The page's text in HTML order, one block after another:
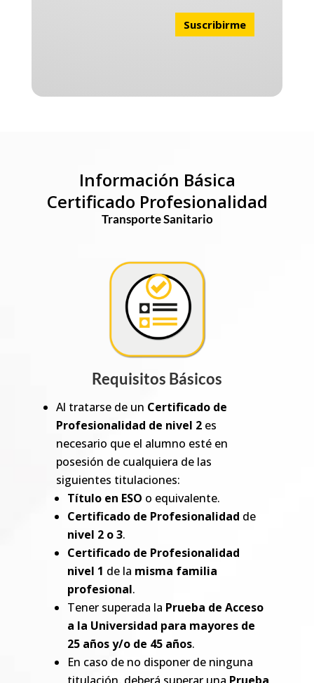
Información Básica
Certificado Profesionalidad
Transporte Sanitario
Requisitos Básicos
Al tratarse de un Certificado de
Profesionalidad de nivel 2 es
necesario que el alumno esté en
posesión de cualquiera de las
siguientes titulaciones:
Título en ESO o equivalente.
Certificado de Profesionalidad de
nivel 2 o 3.
Certificado de Profesionalidad
nivel 1 de la misma familia
profesional.
Tener superada la Prueba de Acceso
a la Universidad para mayores de
25 años y/o de 45 años.
En caso de no disponer de ninguna